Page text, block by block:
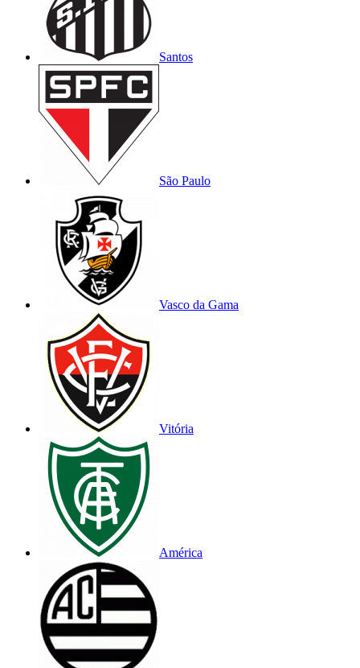
Santos
São Paulo
Vasco da Gama
Vitória
América